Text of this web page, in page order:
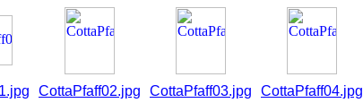
CottaPfaff02.jpg CottaPfaff03.jpg CottaPfaff04.jpg